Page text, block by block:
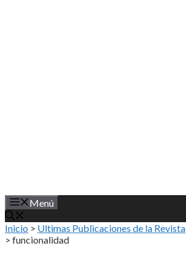
Menú
Inicio > Ultimas Publicaciones de la Revista
> funcionalidad